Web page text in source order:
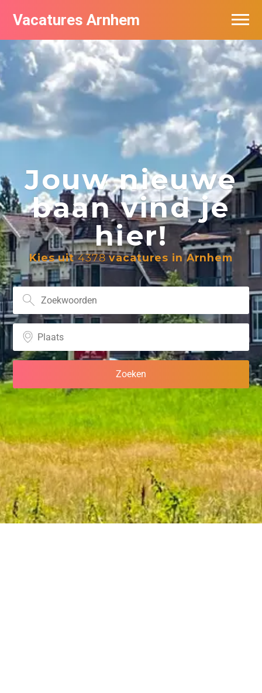
Vacatures Arnhem
Jouw nieuwe
baan vind je
hier!
Kies uit4378vacatures in Arnhem
Vacatures per bedrijf in Arnhem
Nieuwsbrief feed